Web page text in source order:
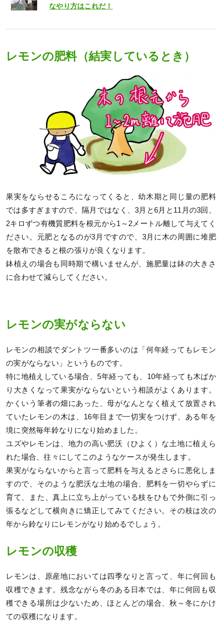
なやり方はこれだ！
レモンの肥料（結実しているとき）
果実をならせるころになってくると、幼木期と同じ量の肥料
では多すぎますので、隔月ではなく、3月と6月と11月の3回、
2キロずつ有機質肥料を根元から1～2メートル離して与えてく
ださい。元肥となるのが3月ですので、3月に木の周囲に堆肥
を散布できると根の張りが良くなります。
鉢植えの場合も同時期で構いませんが、施肥量は鉢の大きさ
に合わせて減らしてください。
レモンの実がならない
レモンの相談でダントツ一番多いのは「何年経ってもレモン
の実がならない」というものです。
特に地植えしている場合、5年経っても、10年経っても木ばか
り大きくなって果実がならないという相談がよくあります。
かくいう筆者の畑にあった、母がなんとなく植えて放置され
ていたレモンの木は、16年目まで一切実をつけず、ある年を
境に突然毎年鈴なりになり始めました。
ユズやレモンは、地力の高い肥沃（ひよく）な土地に植えら
れた場合、往々にしてこのようなケースが発生します。
果実がならないからと言って肥料を与えるとさらに悪化しま
すので、そのような肥沃な土地の場合、肥料を一切やらずに
育て、また、真上に立ち上がっている枝をひもで外側に引っ
張るなどして横向きに矯正してみてください。その枝は次の
年から鈴なりにレモンがなり始めるでしょう。
レモンの収穫
レモンは、原産地においては四季なりと言って、年に何回も
収穫できます。残念ながら冬のある日本では、年に何回も収
穫できる場所は少ないため、ほとんどの場合、秋～冬にかけ
ての収穫になります。